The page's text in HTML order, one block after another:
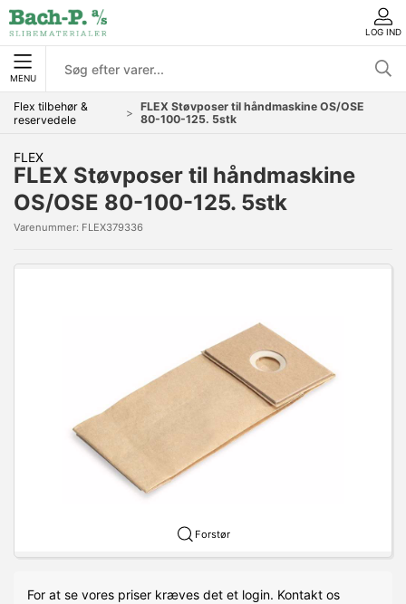
LOG IND
MENU
Flex tilbehør &
reservedele
FLEX Støvposer til håndmaskine OS/OSE
80-100-125. 5stk
FLEX
FLEX Støvposer til håndmaskine
OS/OSE 80-100-125. 5stk
Varenummer: FLEX379336
Forstør
For at se vores priser kræves det et login. Kontakt os